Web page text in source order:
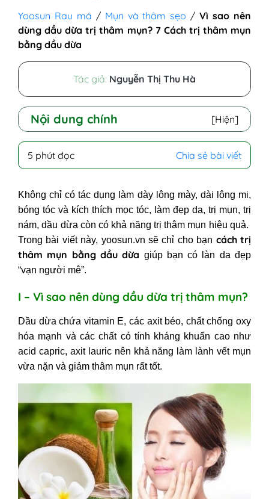
Yoosun Rau má / Mụn và thâm sẹo /Vì sao nên
dùng dầu dừa trị thâm mụn? 7 Cách trị thâm mụn
bằng dầu dừa
Tác giả: Nguyễn Thị Thu Hà
Nội dung chính [Hiện]
I - Vì sao nên dùng dầu dừa trị
thâm mụn?
dầu dừa dễ dàng thực hiện ngay
tại nhà
1. Mẹo trị thâm mụn bằng dầu dừa
nguyên chất
2. Dùng dầu dừa trị thâm mụn kết
3. Cách trị thâm mụn bằng dầu dừa
4. Mẹo chữa thâm mụn bằng dầu
dừa và lòng trắng trứng gà
5. Trị thâm mụn từ dầu dừa và sữa
chua không đường
6. Cách dùng dầu dừa trị thâm mụn
kết hợp mật ong
7. Dùng dầu dừa trị thâm mụn với tinh
bột nghệ
III - 6 Lưu ý khi dùng dầu dừa trị
thâm mụn
5 phút đọc Chia sẻ bài viết
Không chỉ có tác dụng làm dày lông mày, dài lông mi,
bóng tóc và kích thích mọc tóc, làm đẹp da, trị mụn, trị
nám, dầu dừa còn có khả năng trị thâm mụn hiệu quả.
Trong bài viết này, yoosun.vn sẽ chỉ cho bạn cách trị
thâm mụn bằng dầu dừa giúp bạn có làn da đẹp
“vạn người mê”.
I – Vì sao nên dùng dầu dừa trị thâm mụn?
Dầu dừa chứa vitamin E, các axit béo, chất chống oxy
hóa mạnh và các chất có tính kháng khuẩn cao như
acid capric, axit lauric nên khả năng làm lành vết mụn
vừa nặn và giảm thâm mụn rất tốt.